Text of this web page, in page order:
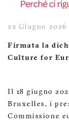
22 Giugno 2026
Firmata la
Culture for
Il 18 giugno
Bruxelles, i
Commissione